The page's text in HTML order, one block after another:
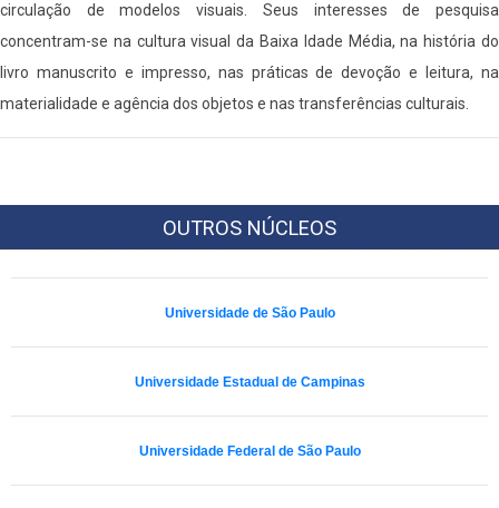
circulação de modelos visuais. Seus interesses de pesquisa
concentram-se na cultura visual da Baixa Idade Média, na história do
livro manuscrito e impresso, nas práticas de devoção e leitura, na
materialidade e agência dos objetos e nas transferências culturais.
OUTROS NÚCLEOS
Universidade de São Paulo
Universidade Estadual de Campinas
Universidade Federal de São Paulo